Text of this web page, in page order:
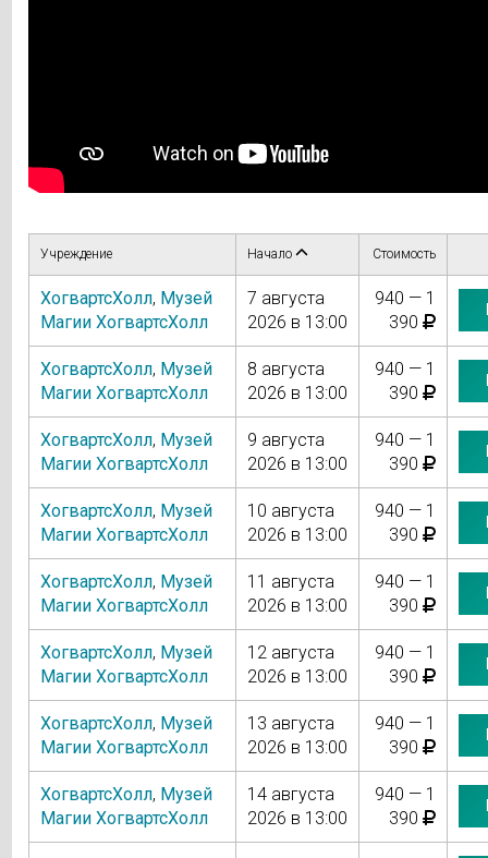
Учреждение Начало Стоимость
ХогвартсХолл, Музей
Магии ХогвартсХолл
7 августа
2026 в 13:00
940 — 1
390
ХогвартсХолл, Музей
Магии ХогвартсХолл
8 августа
2026 в 13:00
940 — 1
390
ХогвартсХолл, Музей
Магии ХогвартсХолл
9 августа
2026 в 13:00
940 — 1
390
ХогвартсХолл, Музей
Магии ХогвартсХолл
10 августа
2026 в 13:00
940 — 1
390
ХогвартсХолл, Музей
Магии ХогвартсХолл
11 августа
2026 в 13:00
940 — 1
390
ХогвартсХолл, Музей
Магии ХогвартсХолл
12 августа
2026 в 13:00
940 — 1
390
ХогвартсХолл, Музей
Магии ХогвартсХолл
13 августа
2026 в 13:00
940 — 1
390
ХогвартсХолл, Музей
Магии ХогвартсХолл
14 августа
2026 в 13:00
940 — 1
390